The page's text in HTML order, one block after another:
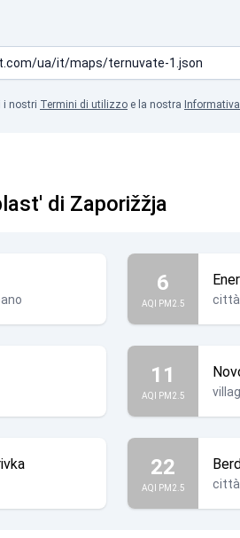
i nostri Termini di utilizzo e la nostra
di Zaporižžja
6
AQI PM2.5 città
11
AQI PM2.5
22
AQI PM2.5 città